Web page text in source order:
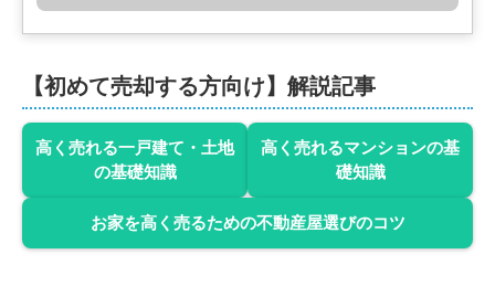
【初めて売却する方向け】解説記事
高く売れる一戸建て・土地
の基礎知識
高く売れるマンションの基
礎知識
お家を高く売るための不動産屋選びのコツ